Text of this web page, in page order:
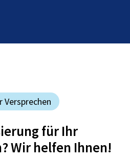
Versprechen
für Ihr
Wir helfen Ihnen!